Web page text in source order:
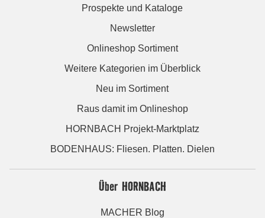
Prospekte und Kataloge
Newsletter
Onlineshop Sortiment
Weitere Kategorien im Überblick
Neu im Sortiment
Raus damit im Onlineshop
HORNBACH Projekt-Marktplatz
BODENHAUS: Fliesen. Platten. Dielen
Über HORNBACH
MACHER Blog